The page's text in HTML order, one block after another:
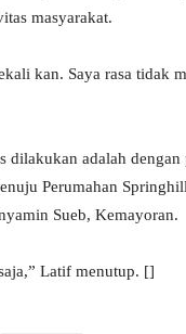
masyarakat.
kan. Saya rasa tidak
dilakukan adalah
Perumahan
Sueb, Kemayoran.
Latif menutup. []